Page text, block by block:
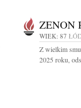
ZENON
WIEK: 87
Z wielkim
2025 roku,